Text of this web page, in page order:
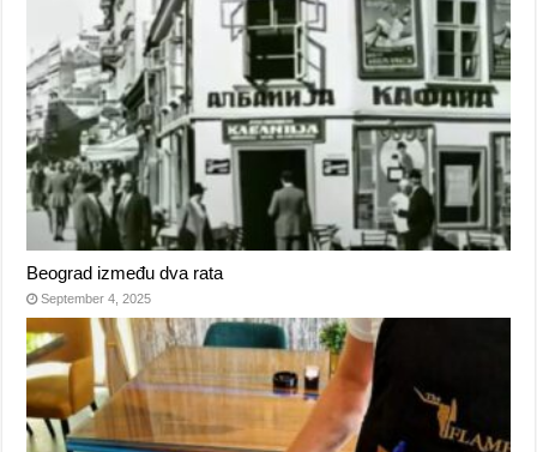
Beograd između dva rata
September 4, 2025